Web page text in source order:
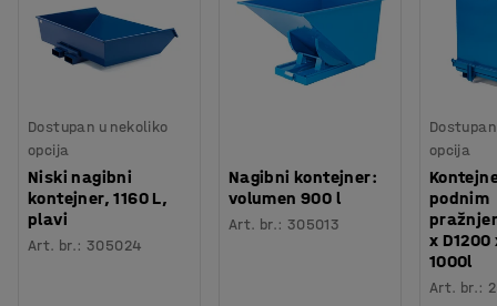
Dostupan u nekoliko
opcija
Niski nagibni
kontejner, 1160 L,
plavi
Art. br.:305024
Nagibni kontejner:
volumen 900 l
Art. br.: 305013
opcija
podnim
x
1000l
Art. br.: